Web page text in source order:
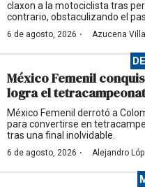
claxon a la motociclista tras
contrario, obstaculizando el
6 de agosto, 2026 · Azucena Villa
México Femenil
logra el
México Femenil derrotó a
para convertirse en
tras una final inolvidable.
6 de agosto, 2026 · Alejandro